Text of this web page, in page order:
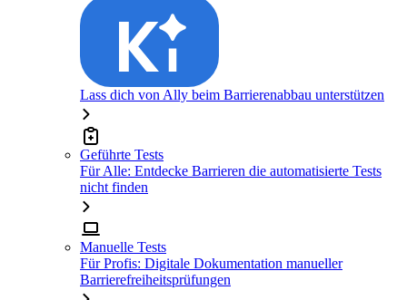
Lass dich von Ally beim Barrierenabbau unterstützen
Geführte Tests
Für Alle: Entdecke Barrieren die automatisierte Tests
nicht finden
Manuelle Tests
Für Profis: Digitale Dokumentation manueller
Barrierefreiheitsprüfungen